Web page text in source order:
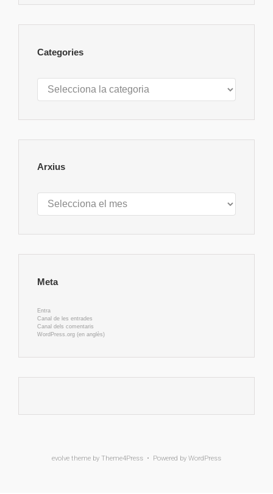
Categories
Categories
Arxius
Arxius
Meta
Entra
Canal de les entrades
Canal dels comentaris
WordPress.org (en anglès)
evolve theme by Theme4Press • Powered by WordPress